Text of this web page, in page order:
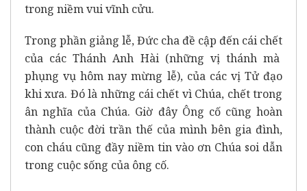
trong niềm vui vĩnh cửu.
Trong phần giảng lễ, Đức cha đề cập đến cái chết
của các Thánh Anh Hài (những vị thánh mà
phụng vụ hôm nay mừng lễ), của các vị Tử đạo
khi xưa. Đó là những cái chết vì Chúa, chết trong
ân nghĩa của Chúa. Giờ đây Ông cố cũng hoàn
thành cuộc đời trần thế của mình bên gia đình,
con cháu cũng đầy niềm tin vào ơn Chúa soi dẫn
trong cuộc sống của ông cố.